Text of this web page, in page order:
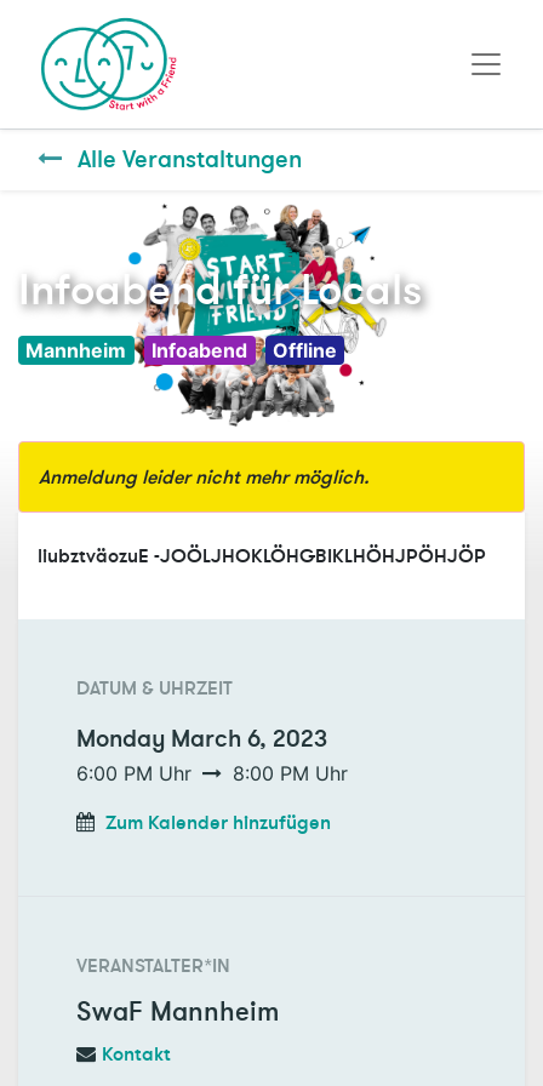
Alle Veranstaltungen
Infoabend für Locals
Mannheim Infoabend Offline
Anmeldung leider nicht mehr möglich.
liubztväozuE -JOÖLJHOKLÖHGBIKLHÖHJPÖHJÖP
DATUM & UHRZEIT
Monday March 6, 2023
6:00 PM Uhr 8:00 PM Uhr
Zum Kalender hinzufügen
VERANSTALTER*IN
SwaF Mannheim
Kontakt